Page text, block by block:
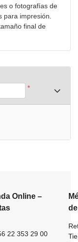
o fotografías de
para impresión.
final de
*
Online –
22 353 29 00